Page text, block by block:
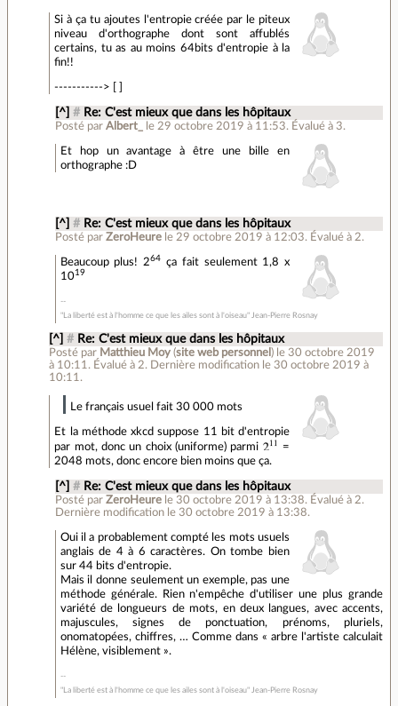
Si à ça tu ajoutes l'entropie créée par le piteux
niveau d'orthographe dont sont affublés
certains, tu as au moins 64bits d'entropie à la
fin!!
-----------> [ ]
[^] # Re: C'est mieux que dans les hôpitaux
Posté par Albert_ le 29 octobre 2019 à 11:53. Évalué à 3.
Et hop un avantage à être une bille en
orthographe :D
[^] # Re: C'est mieux que dans les hôpitaux
Posté par ZeroHeure le 29 octobre 2019 à 12:03. Évalué à 2.
Beaucoup plus! 264 ça fait seulement 1,8 x
1019
"La liberté est à l'homme ce que les ailes sont à l'oiseau" Jean-Pierre Rosnay
[^] # Re: C'est mieux que dans les hôpitaux
Posté par Matthieu Moy (site web personnel ) le 30 octobre 2019
à 10:11 . Évalué à 2. Dernière modification le 30 octobre 2019 à
10:11.
Le français usuel fait 30 000 mots
Et la méthode xkcd suppose 11 bit d'entropie
par mot, donc un choix (uniforme) parmi
=
2048 mots, donc encore bien moins que ça.
[^] # Re: C'est mieux que dans les hôpitaux
Posté par ZeroHeure le 30 octobre 2019 à 13:38. Évalué à 2.
Dernière modification le 30 octobre 2019 à 13:38.
Oui il a probablement compté les mots usuels
anglais de 4 à 6 caractères. On tombe bien
sur 44 bits d'entropie.
Mais il donne seulement un exemple, pas une
méthode générale. Rien n'empêche d'utiliser une plus grande
variété de longueurs de mots, en deux langues, avec accents,
majuscules, signes de ponctuation, prénoms, pluriels,
onomatopées, chiffres, … Comme dans « arbre l'artiste calculait
Hélène, visiblement ».
"La liberté est à l'homme ce que les ailes sont à l'oiseau" Jean-Pierre Rosnay